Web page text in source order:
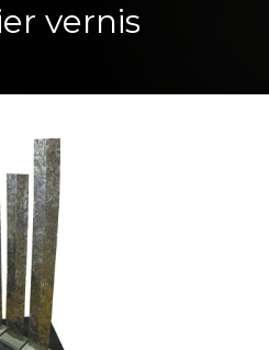
vernis